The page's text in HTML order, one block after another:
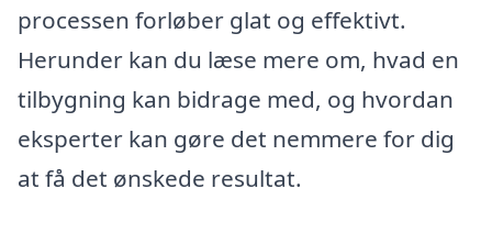
processen forløber glat og effektivt.
Herunder kan du læse mere om, hvad en
tilbygning kan bidrage med, og hvordan
eksperter kan gøre det nemmere for dig
at få det ønskede resultat.